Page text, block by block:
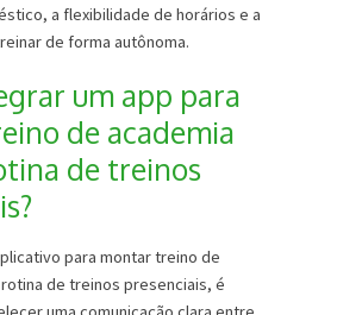
a flexibilidade de horários e a
de forma autônoma.
um app para
de academia
de treinos
para montar treino de
de treinos presenciais, é